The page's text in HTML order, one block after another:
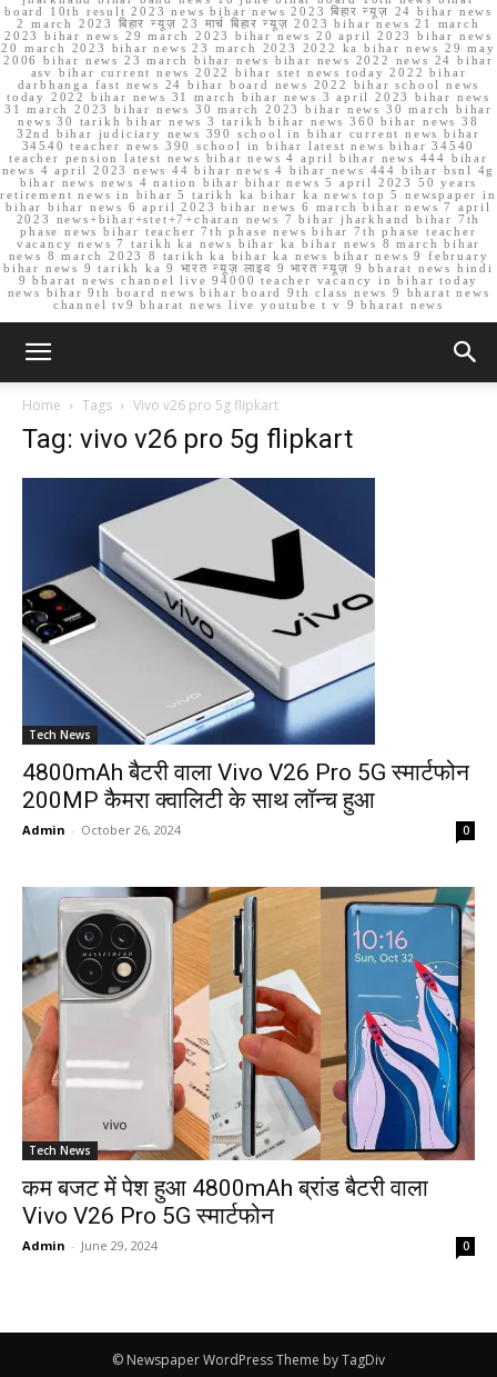
board 10th result 2023 news bihar news 2023 बिहार न्यूज़ 24 bihar news
2 march 2023 बिहार न्यूज़ 23 मार्च बिहार न्यूज़ 2023 bihar news 21 march
2023 bihar news 29 march 2023 bihar news 20 april 2023 bihar news
20 march 2023 bihar news 23 march 2023 2022 ka bihar news 29 may
2006 bihar news 23 march bihar news bihar news 2022 news 24 bihar
asv bihar current news 2022 bihar stet news today 2022 bihar
darbhanga fast news 24 bihar board news 2022 bihar school news
today 2022 bihar news 31 march bihar news 3 april 2023 bihar news
31 march 2023 bihar news 30 march 2023 bihar news 30 march bihar
news 30 tarikh bihar news 3 tarikh bihar news 360 bihar news 38
32nd bihar judiciary news 390 school in bihar current news bihar
34540 teacher news 390 school in bihar latest news bihar 34540
teacher pension latest news bihar news 4 april bihar news 444 bihar
news 4 april 2023 news 44 bihar news 4 bihar news 444 bihar bsnl 4g
bihar news news 4 nation bihar bihar news 5 april 2023 50 years
retirement news in bihar 5 tarikh ka bihar ka news top 5 newspaper in
bihar bihar news 6 april 2023 bihar news 6 march bihar news 7 april
2023 news+bihar+stet+7+charan news 7 bihar jharkhand bihar 7th
phase news bihar teacher 7th phase news bihar 7th phase teacher
vacancy news 7 tarikh ka news bihar ka bihar news 8 march bihar
news 8 march 2023 8 tarikh ka bihar ka news bihar news 9 february
bihar news 9 tarikh ka 9 भारत न्यूज़ लाइव 9 भारत न्यूज़ 9 bharat news hindi
9 bharat news channel live 94000 teacher vacancy in bihar today
news bihar 9th board news bihar board 9th class news 9 bharat news
channel tv9 bharat news live youtube t v 9 bharat news
Home Tags Vivo v26 pro 5g flipkart
Tag: vivo v26 pro 5g flipkart
Tech News
4800mAh बैटरी वाला Vivo V26 Pro 5G स्मार्टफोन
200MP कैमरा क्वालिटी के साथ लॉन्च हुआ
Admin - October 26, 2024 0
Tech News
कम बजट में पेश हुआ 4800mAh ब्रांड बैटरी वाला
Vivo V26 Pro 5G स्मार्टफोन
Admin - June 29, 2024 0
© Newspaper WordPress Theme by TagDiv